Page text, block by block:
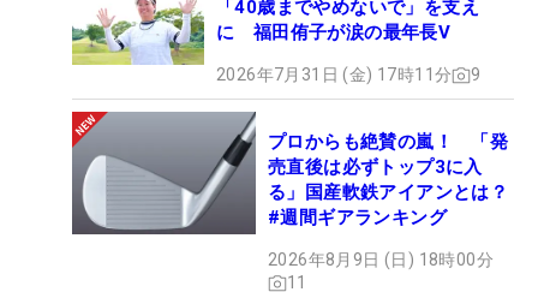
「40歳までやめないで」を支え
に 福田侑子が涙の最年長V
2026年7月31日 (金) 17時11分 9
プロからも絶賛の嵐！ 「発
売直後は必ずトップ3に入
る」国産軟鉄アイアンとは？
#週間ギアランキング
2026年8月9日 (日) 18時00分
11